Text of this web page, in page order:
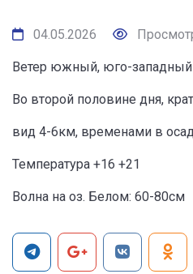
04.05.2026
Ветер южный, юго-
Во второй половине дня,
вид 4-6км, временами в
Температура +16 +21
Волна на оз. Белом: 60-80см